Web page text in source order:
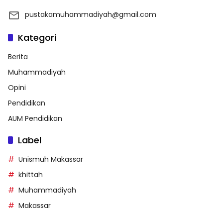
pustakamuhammadiyah@gmail.com
Kategori
Berita
Muhammadiyah
Opini
Pendidikan
AUM Pendidikan
Label
Unismuh Makassar
khittah
Muhammadiyah
Makassar